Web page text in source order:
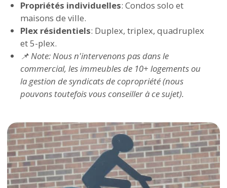
Propriétés individuelles: Condos solo et
maisons de ville.
Plex résidentiels: Duplex, triplex, quadruplex
et 5-plex.
📌 Note: Nous n'intervenons pas dans le
commercial, les immeubles de 10+ logements ou
la gestion de syndicats de copropriété (nous
pouvons toutefois vous conseiller à ce sujet).